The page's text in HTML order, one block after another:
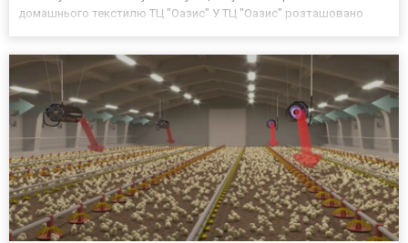
домашнього текстилю ТЦ "Оазис" У ТЦ "Оазис" розташовано